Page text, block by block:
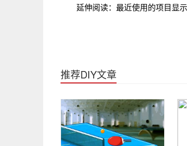
延伸阅读：最近使用的项目显示
推荐DIY文章